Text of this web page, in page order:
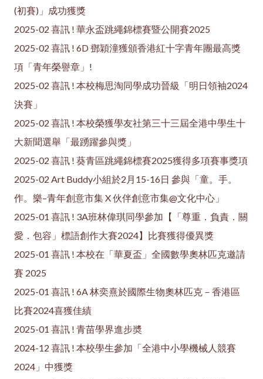
(初賽)」成功獲獎
2025-02 喜訊 ! 華永盃跳繩錦標賽暨公開賽2025
2025-02 喜訊 ! 6D 鄧穎潼獲頒香港紅十字青年團最高獎
項「青年榮譽章」!
2025-02 喜訊 ! 本校梅思淘同學成功晉級「明日領袖2024
決賽」
2025-02 喜訊 ! 本校榮獲學友社第三十三屆全港中學生十
大新聞選舉「最踴躍參與獎」
2025-02 喜訊 ! 葵青區跳繩錦標賽2025獲得多項賽事獎項
2025-02 Art Buddy小組於2月15-16日 參與「童。手。
作。樂–青年創意市集 X 伙伴創意市集@文化中心」
2025-01 喜訊 ! 3A班林偉琪同學參加【「尊重．負責．關
愛．包容」標語創作大賽2024】比賽獲得優異獎
2025-01 喜訊 ! 本校在「華夏盃」全國數學奧林匹克邀請
賽 2025
2025-01 喜訊 ! 6A 林奕熹於國際生物奧林匹克－香港區
比賽2024喜獲佳績
2025-01 喜訊 ! 青苗學界進步奬
2024-12 喜訊 ! 本校學生參加「全港中小學機械人競賽
2024」中獲獎